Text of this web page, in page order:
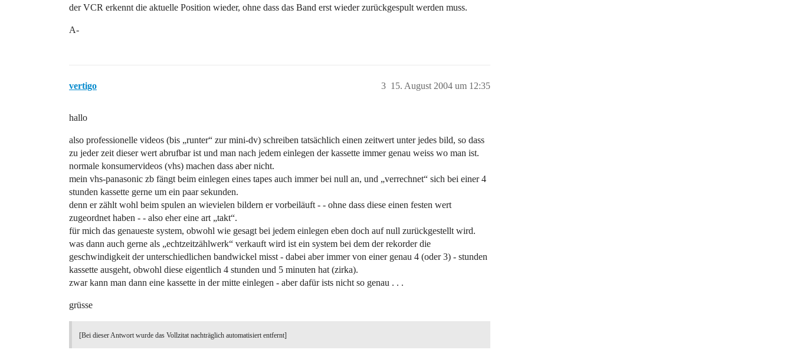
der VCR erkennt die aktuelle Position wieder, ohne dass das Band erst wieder zurückgespult werden muss.
A-
vertigo 15. August 2004 um 12:35
3
hallo
also professionelle videos (bis „runter“ zur mini-dv) schreiben tatsächlich einen zeitwert unter jedes bild, so dass
zu jeder zeit dieser wert abrufbar ist und man nach jedem einlegen der kassette immer genau weiss wo man ist.
normale konsumervideos (vhs) machen dass aber nicht.
mein vhs-panasonic zb fängt beim einlegen eines tapes auch immer bei null an, und „verrechnet“ sich bei einer 4
stunden kassette gerne um ein paar sekunden.
denn er zählt wohl beim spulen an wievielen bildern er vorbeiläuft - - ohne dass diese einen festen wert
zugeordnet haben - - also eher eine art „takt“.
für mich das genaueste system, obwohl wie gesagt bei jedem einlegen eben doch auf null zurückgestellt wird.
was dann auch gerne als „echtzeitzählwerk“ verkauft wird ist ein system bei dem der rekorder die
geschwindigkeit der unterschiedlichen bandwickel misst - dabei aber immer von einer genau 4 (oder 3) - stunden
kassette ausgeht, obwohl diese eigentlich 4 stunden und 5 minuten hat (zirka).
zwar kann man dann eine kassette in der mitte einlegen - aber dafür ists nicht so genau . . .
grüsse
[Bei dieser Antwort wurde das Vollzitat nachträglich automatisiert entfernt]